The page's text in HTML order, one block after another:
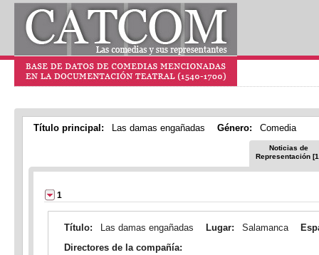
Título principal: Las damas engañadas Género: Comedia
Noticias de
Representación
1
Título: Las damas engañadas Lugar: Salamanca
Directores de la compañía: